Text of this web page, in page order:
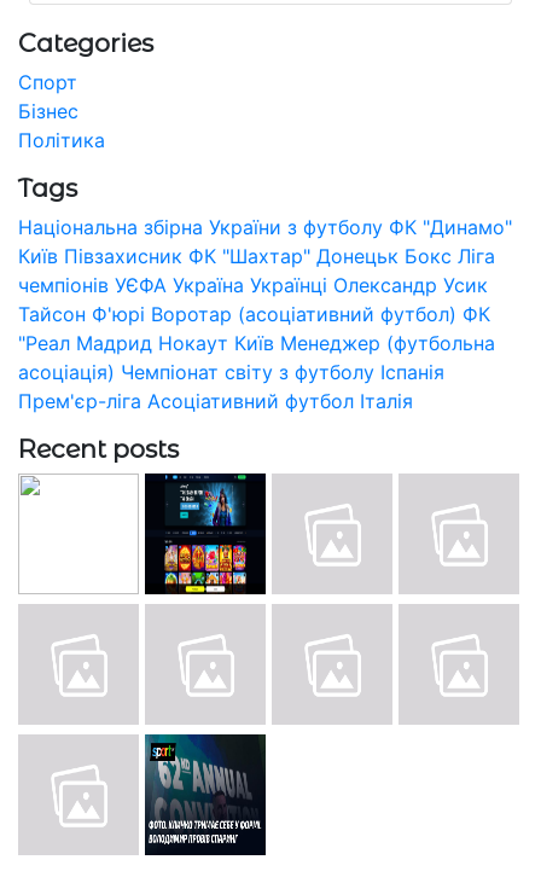
Categories
Спорт
Бізнес
Політика
Tags
Національна збірна України з футболу ФК "Динамо"
Київ Півзахисник ФК "Шахтар" Донецьк Бокс Ліга
чемпіонів УЄФА Україна Українці Олександр Усик
Тайсон Ф'юрі Воротар (асоціативний футбол) ФК
"Реал Мадрид Нокаут Київ Менеджер (футбольна
асоціація) Чемпіонат світу з футболу Іспанія
Прем'єр-ліга Асоціативний футбол Італія
Recent posts